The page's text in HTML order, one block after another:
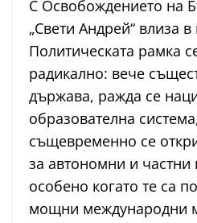
С Освобождението на
„Свети Андрей“ влиза
Политическата рамка
радикално: вече
държава, ражда се
образователна
същевременно се
за автономни и частни
особено когато те са
мощни международни